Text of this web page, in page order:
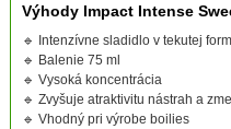
Výhody Impact Intense
🔹 Intenzívne sladidlo v tekutej
🔹 Balenie 75 ml
🔹 Vysoká koncentrácia
🔹 Zvyšuje atraktivitu nástrah a
🔹 Vhodný pri výrobe boilies